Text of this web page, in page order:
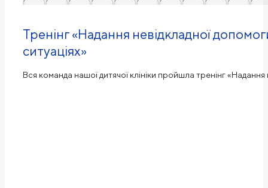
Тренінг «Надання невідкладної
ситуаціях»
Вся команда нашої дитячої клініки пройшла тренінг